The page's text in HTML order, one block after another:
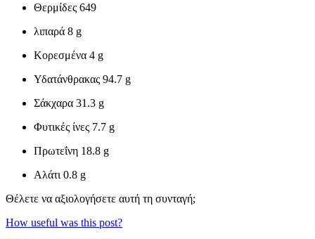
Θερμίδες 649
λιπαρά 8 g
Κορεσμένα 4 g
Υδατάνθρακας 94.7 g
Σάκχαρα 31.3 g
Φυτικές ίνες 7.7 g
Πρωτεΐνη 18.8 g
Αλάτι 0.8 g
Θέλετε να αξιολογήσετε αυτή τη συνταγή;
How useful was this post?